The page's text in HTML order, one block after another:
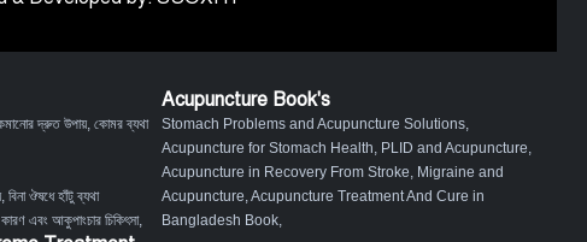
দ্রুত উপায় কোমর ব্যথা
বিনা ঔষধে হাঁটু ব্যথা
এবং আকুপাংচার চিকিৎসা,
Acupuncture Book's
Stomach Problems and Acupuncture Solutions,
Acupuncture for Stomach Health PLID and Acupuncture
Acupuncture in Recovery From Stroke Migraine and
Acupuncture Acupuncture Treatment And Cure in
Bangladesh Book,